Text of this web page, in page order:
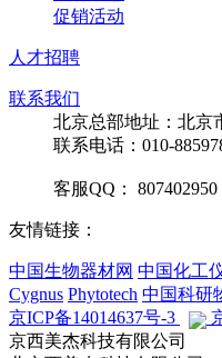
促销活动
人才招聘
联系我们
北京总部地址：北京
联系电话：010-
客服QQ： 807402950
友情链接：
中国生物器材网 中国化工
Cygnus Phytotech 中国科研
京ICP备14014637号-3
京西美杰科技有限公司